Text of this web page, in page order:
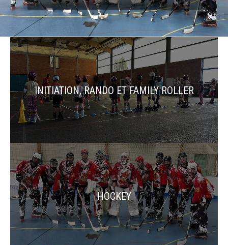
INITIATION, RANDO ET FAMILY ROLLER
HOCKEY